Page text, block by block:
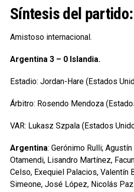
Síntesis del partido:
Amistoso internacional.
Argentina 3 – 0 Islandia.
Estadio: Jordan-Hare (Estados
Árbitro: Rosendo Mendoza
VAR: Lukasz Szpala (Estados
Argentina: Gerónimo Rulli;
Otamendi, Lisandro Martínez,
Celso, Exequiel Palacios, Valentín
Simeone, José López, Nicolás